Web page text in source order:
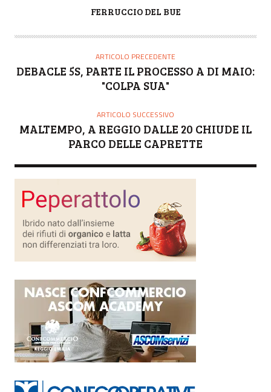
T
R
FERRUCCIO DEL BUE
ARTICOLO PRECEDENTE
DEBACLE 5S, PARTE IL PROCESSO A DI MAIO:
"COLPA SUA"
ARTICOLO SUCCESSIVO
MALTEMPO, A REGGIO DALLE 20 CHIUDE IL
PARCO DELLE CAPRETTE